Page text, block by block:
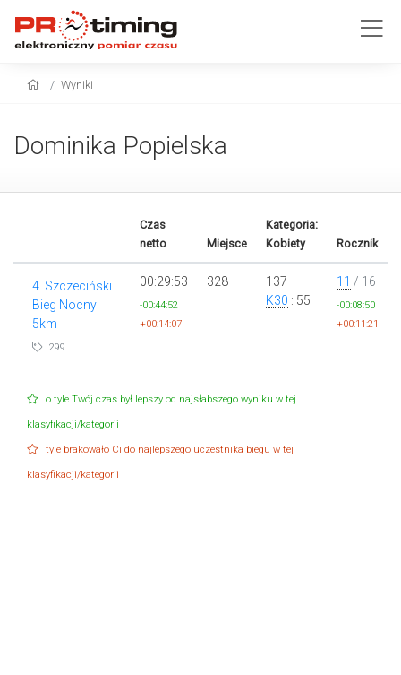
Wyniki
Dominika Popielska
Czas
netto
Miejsce
Kategoria:
Kobiety
Rocznik
4. Szczeciński
Bieg Nocny
5km
299
00:29:53
-00:44:52
+00:14:07
328
137
K30 : 55
11 / 16
-00:08:50
+00:11:21
o tyle Twój czas był lepszy od najsłabszego wyniku w tej
klasyfikacji/kategorii
tyle brakowało Ci do najlepszego uczestnika biegu w tej
klasyfikacji/kategorii